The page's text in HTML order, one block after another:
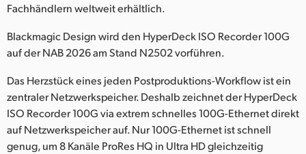
Portugal
Singapore
South Africa
Spain
Fachhändlern weltweit erhältlich.
Blackmagic Design wird den HyperDeck ISO Recorder 100G
auf der NAB 2026 am Stand N2502 vorführen.
Das Herzstück eines jeden Postproduktions-Workflow ist ein
zentraler Netzwerkspeicher. Deshalb zeichnet der HyperDeck
ISO Recorder 100G via extrem schnelles 100G-Ethernet direkt
auf Netzwerkspeicher auf. Nur 100G-Ethernet ist schnell
genug, um 8 Kanäle ProRes HQ in Ultra HD gleichzeitig